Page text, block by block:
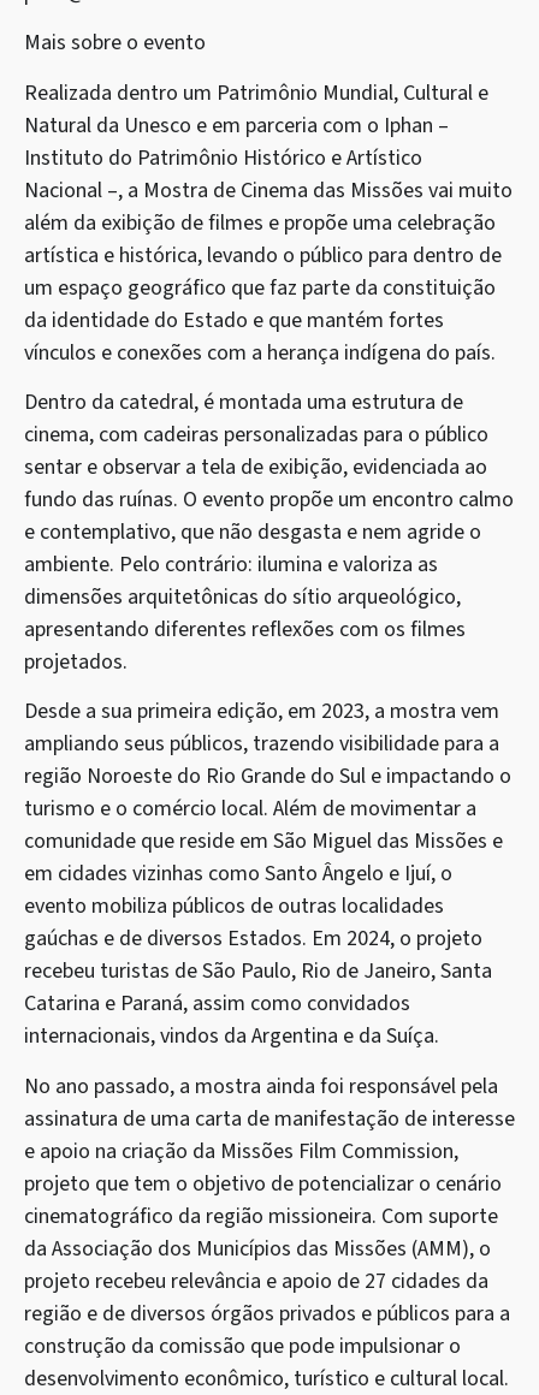
Mais sobre o evento
Realizada dentro um Patrimônio Mundial, Cultural e
Natural da Unesco e em parceria com o Iphan –
Instituto do Patrimônio Histórico e Artístico
Nacional –, a Mostra de Cinema das Missões vai muito
além da exibição de filmes e propõe uma celebração
artística e histórica, levando o público para dentro de
um espaço geográfico que faz parte da constituição
da identidade do Estado e que mantém fortes
vínculos e conexões com a herança indígena do país.
Dentro da catedral, é montada uma estrutura de
cinema, com cadeiras personalizadas para o público
sentar e observar a tela de exibição, evidenciada ao
fundo das ruínas. O evento propõe um encontro calmo
e contemplativo, que não desgasta e nem agride o
ambiente. Pelo contrário: ilumina e valoriza as
dimensões arquitetônicas do sítio arqueológico,
apresentando diferentes reflexões com os filmes
projetados.
Desde a sua primeira edição, em 2023, a mostra vem
ampliando seus públicos, trazendo visibilidade para a
região Noroeste do Rio Grande do Sul e impactando o
turismo e o comércio local. Além de movimentar a
comunidade que reside em São Miguel das Missões e
em cidades vizinhas como Santo Ângelo e Ijuí, o
evento mobiliza públicos de outras localidades
gaúchas e de diversos Estados. Em 2024, o projeto
recebeu turistas de São Paulo, Rio de Janeiro, Santa
Catarina e Paraná, assim como convidados
internacionais, vindos da Argentina e da Suíça.
No ano passado, a mostra ainda foi responsável pela
assinatura de uma carta de manifestação de interesse
e apoio na criação da Missões Film Commission,
projeto que tem o objetivo de potencializar o cenário
cinematográfico da região missioneira. Com suporte
da Associação dos Municípios das Missões (AMM), o
projeto recebeu relevância e apoio de 27 cidades da
região e de diversos órgãos privados e públicos para a
construção da comissão que pode impulsionar o
desenvolvimento econômico, turístico e cultural local.